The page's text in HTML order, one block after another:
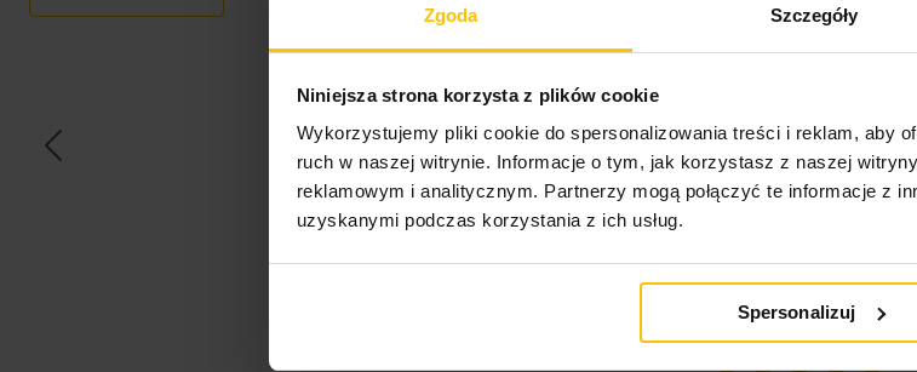
Zgoda Szczegóły
Niniejsza strona korzysta z plików cookie
Wykorzystujemy pliki cookie do spersonalizowania treści i reklam, aby
ruch w naszej witrynie. Informacje o tym, jak korzystasz z naszej
reklamowym i analitycznym. Partnerzy mogą połączyć te informacje z
uzyskanymi podczas korzystania z ich usług.
Spersonalizuj
To może Cię
Opinie